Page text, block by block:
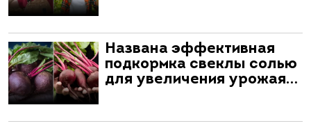
Названа эффективная
подкормка свеклы солью
для увеличения урожая…